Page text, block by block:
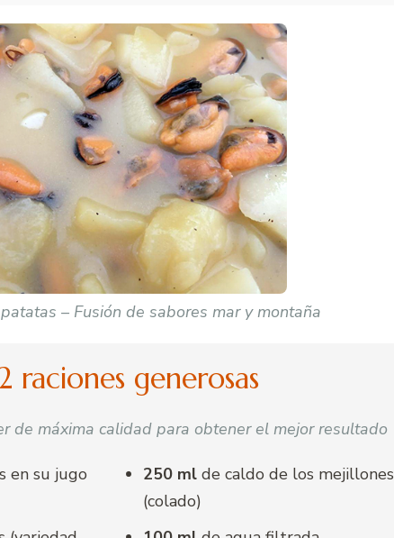
– Fusión de sabores mar y montaña
raciones generosas
de máxima calidad para obtener el mejor resultado
en su jugo
250 ml de caldo de los mejillones
(colado)